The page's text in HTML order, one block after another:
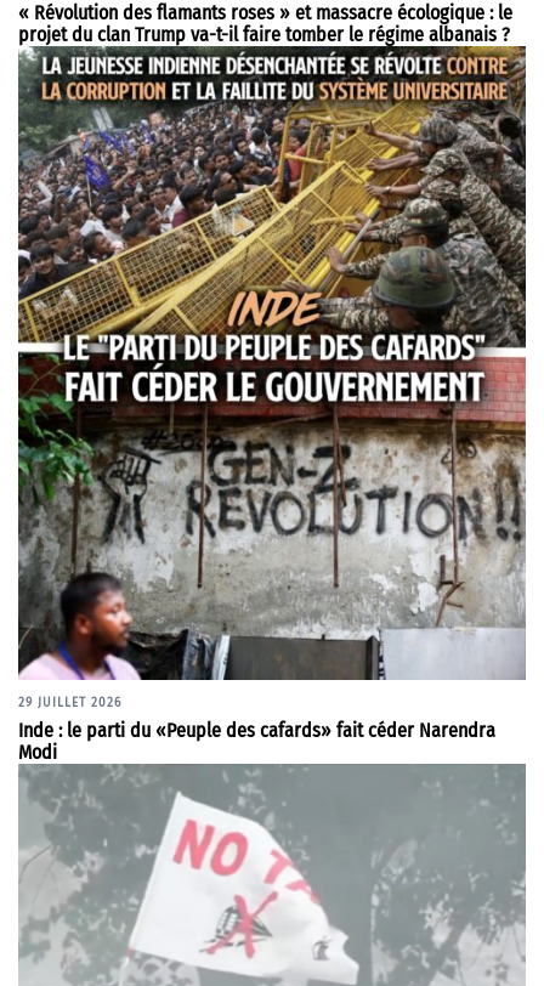
« Révolution des flamants roses » et massacre écologique : le
projet du clan Trump va-t-il faire tomber le régime albanais ?
29 JUILLET 2026
Inde : le parti du «Peuple des cafards» fait céder Narendra
Modi